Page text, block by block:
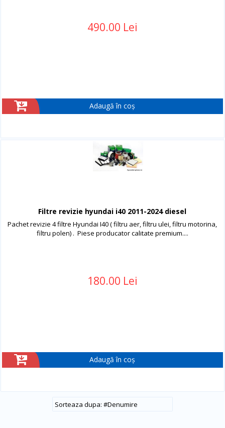
490.00 Lei
Adaugă în coș
Filtre revizie hyundai i40 2011-2024 diesel
Pachet revizie 4 filtre Hyundai I40 ( filtru aer, filtru ulei, filtru motorina,
filtru polen) . Piese producator calitate premium....
180.00 Lei
Adaugă în coș
#Denumire